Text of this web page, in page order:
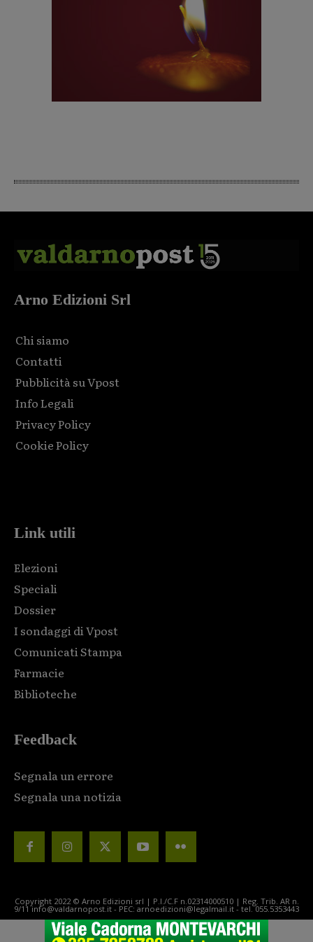
Arno Edizioni Srl
Chi siamo
Contatti
Pubblicità su Vpost
Info Legali
Privacy Policy
Cookie Policy
Link utili
Elezioni
Speciali
Dossier
I sondaggi di Vpost
Comunicati Stampa
Farmacie
Biblioteche
Feedback
Segnala un errore
Segnala una notizia
Copyright 2022 © Arno Edizioni srl | P.I./C.F n.02314000510 | Reg. Trib. AR n.
9/11 info@valdarnopost.it - PEC: arnoedizioni@legalmail.it - tel. 055.5353443